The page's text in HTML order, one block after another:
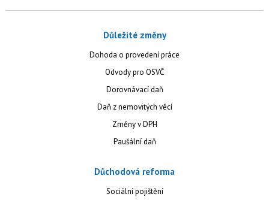
Důležité změny
Dohoda o provedení práce
Odvody pro OSVČ
Dorovnávací daň
Daň z nemovitých věcí
Změny v DPH
Paušální daň
Důchodová reforma
Sociální pojištění